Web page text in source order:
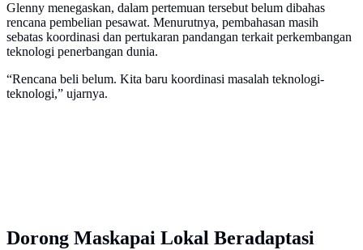
Glenny menegaskan, dalam pertemuan tersebut belum dibahas
rencana pembelian pesawat. Menurutnya, pembahasan masih
sebatas koordinasi dan pertukaran pandangan terkait perkembangan
teknologi penerbangan dunia.
“Rencana beli belum. Kita baru koordinasi masalah teknologi-
teknologi,” ujarnya.
Dorong Maskapai Lokal Beradaptasi